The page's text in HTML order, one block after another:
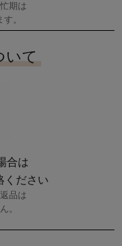
期は
。
いて
合は
ください
品は
。